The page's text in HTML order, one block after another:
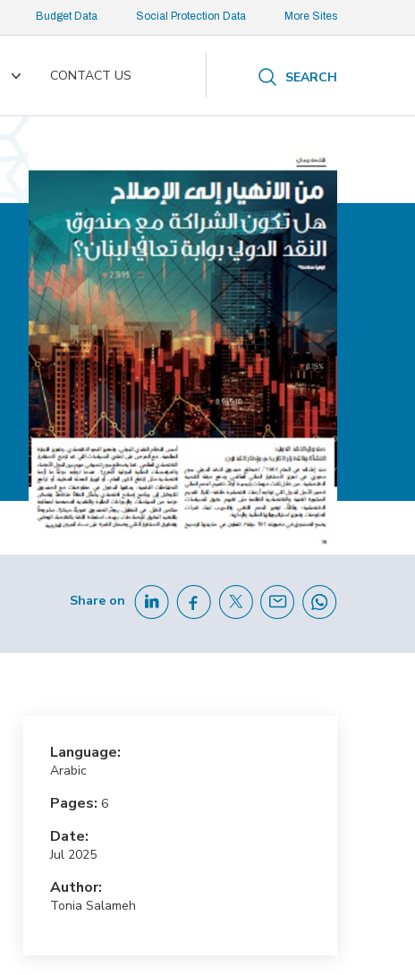
Budget Data Social Protection Data More Sites
Toggle
CONTACT US SEARCH
Share on
Language:
Arabic
Pages: 6
Date:
Jul 2025
Author:
Tonia Salameh